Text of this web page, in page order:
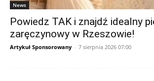
News
Powiedz TAK i znajdź idealny
zaręczynowy w Rzeszowie!
Artykuł Sponsorowany - 7 sierpnia 2026 07:00